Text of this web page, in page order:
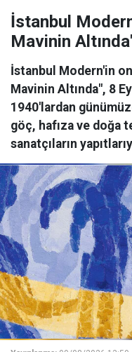
İstanbul
Mavinin
İstanbul Modern'in
Mavinin Altında", 8
1940'lardan
göç, hafıza ve doğa
sanatçıların